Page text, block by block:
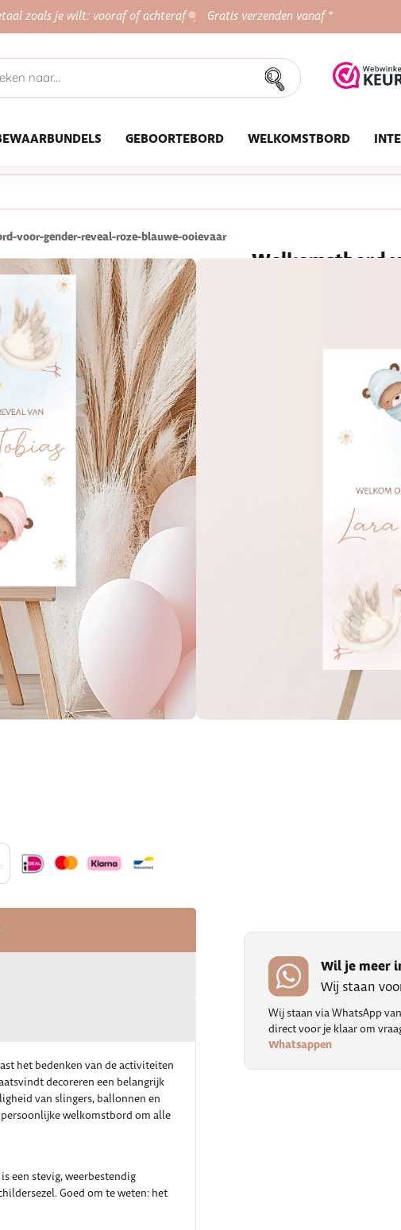
zoals je wilt: vooraf of achteraf Gratis verzenden vanaf *
GEBOORTEBORD WELKOMSTBORD
voor-gender-reveal-roze-blauwe-ooievaar
Welkomstbord
Snelste levertijd: 1-2
Gratis digitale proefdruk
Keuze uit diverse afmetingen
het bedenken van de activiteiten
decoreren een belangrijk
van slingers, ballonnen en
persoonlijke welkomstbord om alle
een stevig, weerbestendig
Goed om te weten: het
Wil je meer
Wij staan
Wij staan via WhatsApp
direct voor je klaar om
Whatsappen